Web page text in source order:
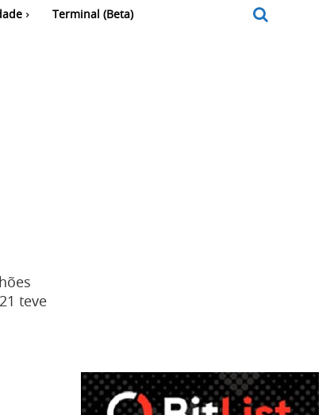
Terminal (Beta)
teve